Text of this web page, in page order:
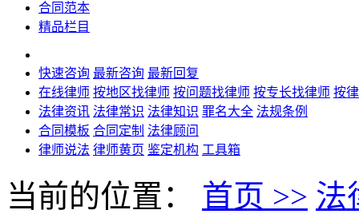
合同范本
精品栏目
快速咨询 最新咨询 最新回复
在线律师 按地区找律师 按问题找律师 按专长找律师 按
法律资讯 法律常识 法律知识 罪名大全 法规条例
合同模板 合同定制 法律顾问
律师说法 律师黄页 鉴定机构 工具箱
当前的位置： 首页 >> 法